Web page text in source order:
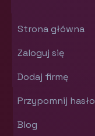
Strona główna
Zaloguj się
Dodaj firmę
Przypomnij hasło
Blog